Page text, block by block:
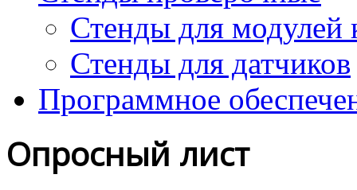
Стенды для модулей
Стенды для датчиков
Программное
Опросный лист